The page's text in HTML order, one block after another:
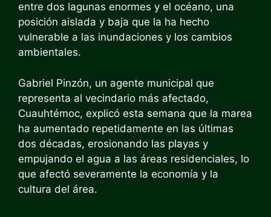
entre dos lagunas enormes y el océano, una
posición aislada y baja que la ha hecho
vulnerable a las inundaciones y los cambios
ambientales.
Gabriel Pinzón, un agente municipal que
representa al vecindario más afectado,
Cuauhtémoc, explicó esta semana que la marea
ha aumentado repetidamente en las últimas
dos décadas, erosionando las playas y
empujando el agua a las áreas residenciales, lo
que afectó severamente la economía y la
cultura del área.